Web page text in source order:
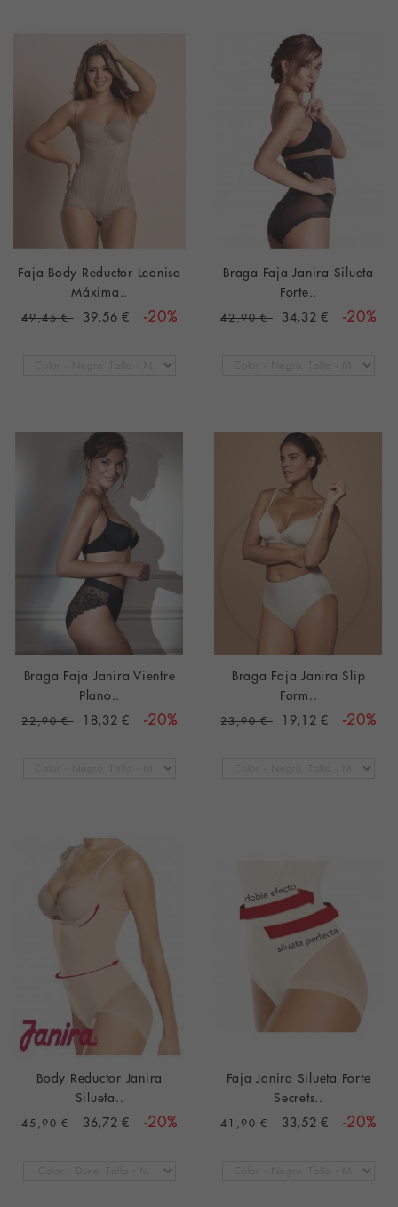
Faja Body Reductor Leonisa
Máxima..
49,45 € 39,56 € -20%
Braga Faja Janira Silueta
Forte..
42,90 € 34,32 € -20%
Braga Faja Janira Vientre
Plano..
22,90 € 18,32 € -20%
Braga Faja Janira Slip
Form..
23,90 € 19,12 € -20%
Body Reductor Janira
Silueta..
45,90 € 36,72 € -20%
Faja Janira Silueta Forte
Secrets..
41,90 € 33,52 € -20%